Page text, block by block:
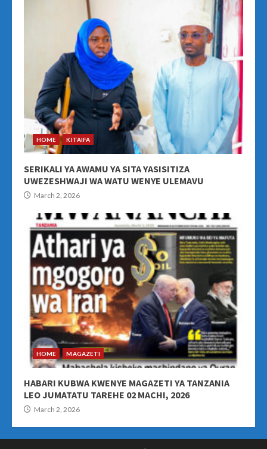
HOME KITAIFA
SERIKALI YA AWAMU YA SITA YASISITIZA
UWEZESHWAJI WA WATU WENYE ULEMAVU
March 2, 2026
HOME MAGAZETI
HABARI KUBWA KWENYE MAGAZETI YA TANZANIA
LEO JUMATATU TAREHE 02 MACHI, 2026
March 2, 2026